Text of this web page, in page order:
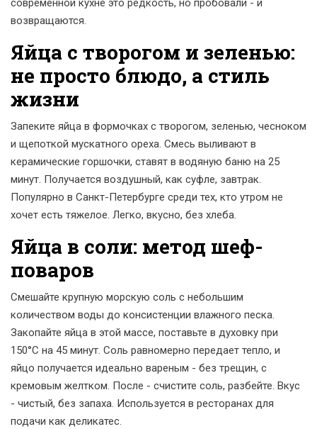
современной кухне это редкость, но пробовали - и
возвращаются.
Яйца с творогом и зеленью:
не просто блюдо, а стиль
жизни
Запеките яйца в формочках с творогом, зеленью, чесноком
и щепоткой мускатного ореха. Смесь выливают в
керамические горшочки, ставят в водяную баню на 25
минут. Получается воздушный, как суфле, завтрак.
Популярно в Санкт-Петербурге среди тех, кто утром не
хочет есть тяжелое. Легко, вкусно, без хлеба.
Яйца в соли: метод шеф-
поваров
Смешайте крупную морскую соль с небольшим
количеством воды до консистенции влажного песка.
Закопайте яйца в этой массе, поставьте в духовку при
150°C на 45 минут. Соль равномерно передает тепло, и
яйцо получается идеально вареным - без трещин, с
кремовым желтком. После - счистите соль, разбейте. Вкус
- чистый, без запаха. Используется в ресторанах для
подачи как деликатес.